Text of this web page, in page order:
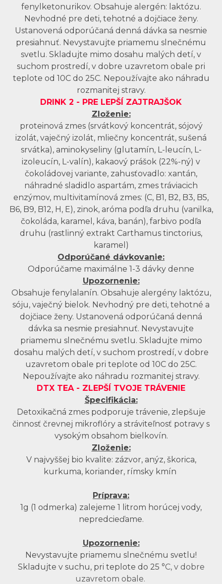
fenylketonurikov. Obsahuje alergén: laktózu.
Nevhodné pre deti, tehotné a dojčiace ženy.
Ustanovená odporúčaná denná dávka sa nesmie
presiahnuť. Nevystavujte priamemu slnečnému
svetlu. Skladujte mimo dosahu malých detí, v
suchom prostredí, v dobre uzavretom obale pri
teplote od 10C do 25C. Nepoužívajte ako náhradu
rozmanitej stravy.
DRINK 2 - PRE LEPŠÍ ZAJTRAJŠOK
Zloženie:
proteinová zmes (srvátkový koncentrát, sójový
izolát, vaječný izolát, mliečny koncentrát, sušená
srvátka), aminokyseliny (glutamín, L-leucín, L-
izoleucín, L-valín), kakaový prášok (22%-ný) v
čokoládovej variante, zahusťovadlo: xantán,
náhradné sladidlo aspartám, zmes tráviacich
enzýmov, multivitamínová zmes: (C, B1, B2, B3, B5,
B6, B9, B12, H, E), zinok, aróma podľa druhu (vanilka,
čokoláda, karamel, káva, banán), farbivo podľa
druhu (rastlinný extrakt Carthamus tinctorius,
karamel)
Odporúčané dávkovanie:
Odporúčame maximálne 1-3 dávky denne
Upozornenie:
Obsahuje fenylalanín. Obsahuje alergény laktózu,
sóju, vaječný bielok. Nevhodný pre deti, tehotné a
dojčiace ženy. Ustanovená odporúčaná denná
dávka sa nesmie presiahnuť. Nevystavujte
priamemu slnečnému svetlu. Skladujte mimo
dosahu malých detí, v suchom prostredí, v dobre
uzavretom obale pri teplote od 10C do 25C.
Nepoužívajte ako náhradu rozmanitej stravy.
DTX TEA - ZLEPŠÍ TVOJE TRÁVENIE
Špecifikácia:
Detoxikačná zmes podporuje trávenie, zlepšuje
činnosť črevnej mikroflóry a stráviteľnosť potravy s
vysokým obsahom bielkovín.
Zloženie:
V najvyššej bio kvalite: zázvor, anýz, škorica,
kurkuma, koriander, rímsky kmín
Príprava:
1g (1 odmerka) zalejeme 1 litrom horúcej vody,
nepredcieďame.
Upozornenie:
Nevystavujte priamemu slnečnému svetlu!
Skladujte v suchu, pri teplote do 25 °C, v dobre
uzavretom obale.